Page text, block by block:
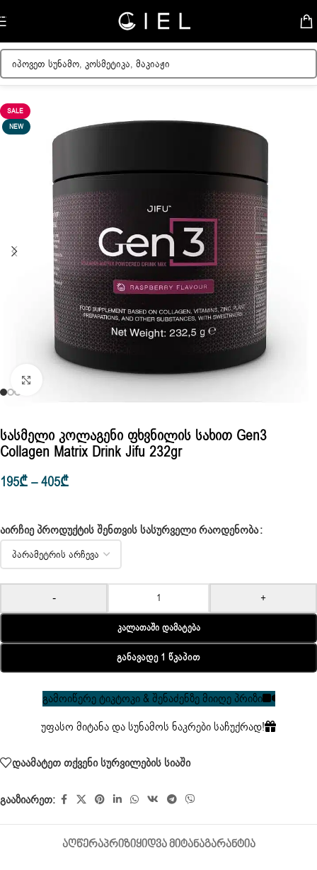
Skip to navigation
მთავარი/ბადი/Jifu
SALE
NEW
Click to enlarge
Სასმელი Კოლაგენი Ფხვნილის Სახით Gen3
Collagen Matrix Drink Jifu 232gr
195₾–405₾
ᲐᲘᲠᲩᲘᲔ ᲞᲠᲝᲓᲣᲥᲢᲘᲡ ᲨᲔᲜᲗᲕᲘᲡ ᲡᲐᲡᲣᲠᲕᲔᲚᲘ ᲠᲐᲝᲓᲔᲜᲝᲑᲐ
- +
Კალათაში Დამატება
Განავადე 1 Წკაპით
გამოიწერე ტიკტოკი & შენაძენზე მიიღე პრიზი
უფასო მიტანა და სუნამოს ნაკრები საჩუქრად!
დაამატეთ თქვენი სურვილების სიაში
გააზიარეთ:
ᲐᲦᲬᲔᲠᲐᲞᲠᲘᲖᲘᲧᲘᲓᲕᲐ ᲛᲘᲢᲐᲜᲐᲒᲐᲠᲐᲜᲢᲘᲐ